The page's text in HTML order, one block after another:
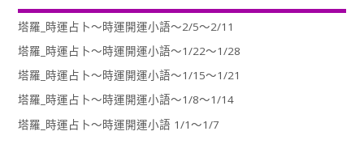
塔羅_時運占卜～時運開運小語～2/5～2/11
塔羅_時運占卜～時運開運小語～1/22～1/28
塔羅_時運占卜～時運開運小語～1/15～1/21
塔羅_時運占卜～時運開運小語～1/8～1/14
塔羅_時運占卜～時運開運小語 1/1～1/7